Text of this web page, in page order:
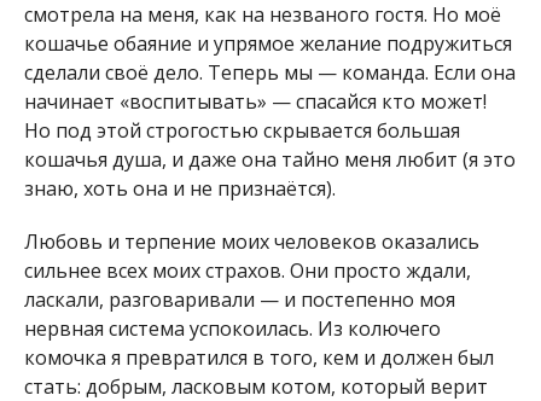
смотрела на меня, как на незваного гостя. Но моё
кошачье обаяние и упрямое желание подружиться
сделали своё дело. Теперь мы — команда. Если она
начинает «воспитывать» — спасайся кто может!
Но под этой строгостью скрывается большая
кошачья душа, и даже она тайно меня любит (я это
знаю, хоть она и не признаётся).
Любовь и терпение моих человеков оказались
сильнее всех моих страхов. Они просто ждали,
ласкали, разговаривали — и постепенно моя
нервная система успокоилась. Из колючего
комочка я превратился в того, кем и должен был
стать: добрым, ласковым котом, который верит